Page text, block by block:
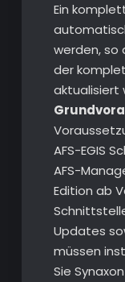
Ein
werden, so
der
aktualisiert
AFS-EGIS
AFS-
Edition ab
Updates
müssen
Sie